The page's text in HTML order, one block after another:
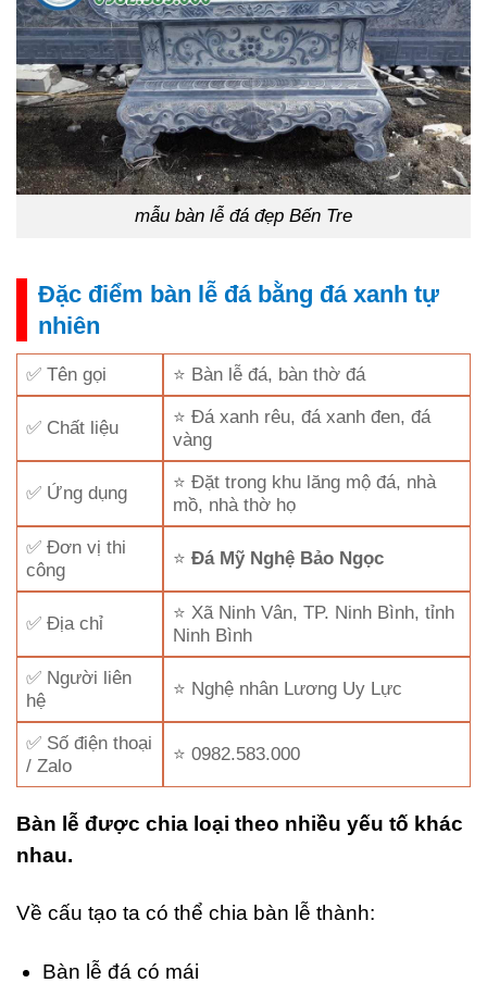
mẫu bàn lễ đá đẹp Bến Tre
Đặc điểm bàn lễ đá bằng đá xanh tự
nhiên
✅ Tên gọi ⭐ Bàn lễ đá, bàn thờ đá
✅ Chất liệu
⭐ Đá xanh rêu, đá xanh đen, đá
vàng
✅ Ứng dụng
⭐ Đặt trong khu lăng mộ đá, nhà
mồ, nhà thờ họ
✅ Đơn vị thi
công
⭐Đá Mỹ Nghệ Bảo Ngọc
✅ Địa chỉ
⭐ Xã Ninh Vân, TP. Ninh Bình, tỉnh
Ninh Bình
✅ Người liên
hệ
⭐ Nghệ nhân Lương Uy Lực
✅ Số điện thoại
/ Zalo
⭐ 0982.583.000
Bàn lễ được chia loại theo nhiều yếu tố khác
nhau.
Về cấu tạo ta có thể chia bàn lễ thành:
Bàn lễ đá có mái